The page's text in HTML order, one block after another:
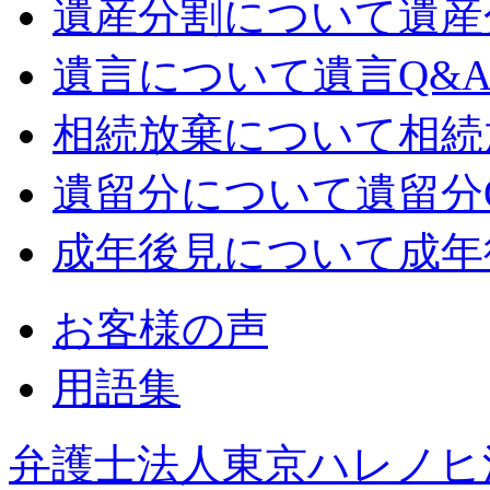
遺産分割について遺
遺言について遺言
相続放棄について相
遺留分について遺留
成年後見について成
お客様の声
用語集
弁護士法人東京ハレノ